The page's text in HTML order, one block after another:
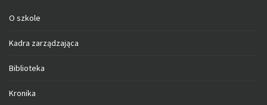
O szkole
Kadra zarządzająca
Biblioteka
Kronika